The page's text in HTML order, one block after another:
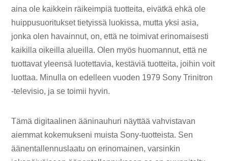
aina ole kaikkein räikeimpiä tuotteita, eivätkä ehkä ole
huippusuoritukset tietyissä luokissa, mutta yksi asia,
jonka olen havainnut, on, että ne toimivat erinomaisesti
kaikilla oikeilla alueilla. Olen myös huomannut, että ne
tuottavat yleensä luotettavia, kestäviä tuotteita, joihin voit
luottaa. Minulla on edelleen vuoden 1979 Sony Trinitron
-televisio, ja se toimii hyvin.
Tämä digitaalinen ääninauhuri näyttää vahvistavan
aiemmat kokemukseni muista Sony-tuotteista. Sen
äänentallennuslaatu on erinomainen, varsinkin